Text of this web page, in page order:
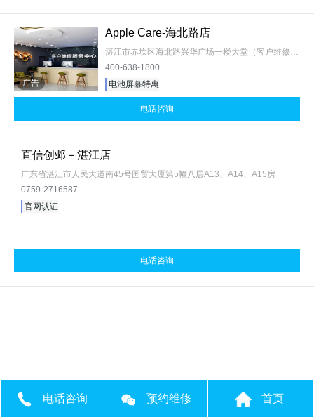
广告
Apple Care-海北路店
湛江市赤坎区海北路兴华广场一楼大堂（客户维修服务）
400-638-1800
电池屏幕特惠
电话咨询
直信创邺－湛江店
广东省湛江市人民大道南45号国贸大厦第5幢八层A13、A14、A15房
0759-2716587
官网认证
电话咨询
电话咨询 预约维修 首页